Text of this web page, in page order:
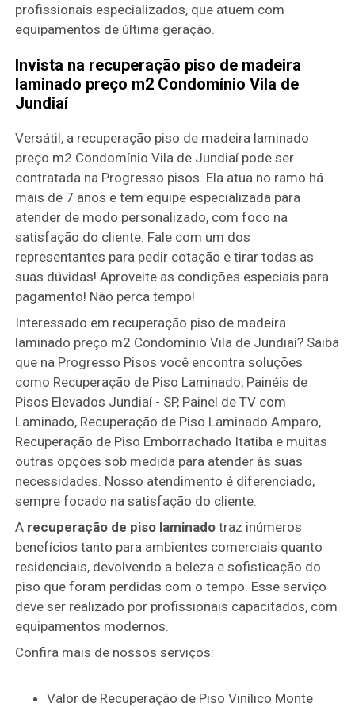
profissionais especializados, que atuem com
equipamentos de última geração.
Invista na recuperação piso de madeira
laminado preço m2 Condomínio Vila de
Jundiaí
Versátil, a recuperação piso de madeira laminado
preço m2 Condomínio Vila de Jundiaí pode ser
contratada na Progresso pisos. Ela atua no ramo há
mais de 7 anos e tem equipe especializada para
atender de modo personalizado, com foco na
satisfação do cliente. Fale com um dos
representantes para pedir cotação e tirar todas as
suas dúvidas! Aproveite as condições especiais para
pagamento! Não perca tempo!
Interessado em recuperação piso de madeira
laminado preço m2 Condomínio Vila de Jundiaí? Saiba
que na Progresso Pisos você encontra soluções
como Recuperação de Piso Laminado, Painéis de
Pisos Elevados Jundiaí - SP, Painel de TV com
Laminado, Recuperação de Piso Laminado Amparo,
Recuperação de Piso Emborrachado Itatiba e muitas
outras opções sob medida para atender às suas
necessidades. Nosso atendimento é diferenciado,
sempre focado na satisfação do cliente.
A recuperação de piso laminado traz inúmeros
benefícios tanto para ambientes comerciais quanto
residenciais, devolvendo a beleza e sofisticação do
piso que foram perdidas com o tempo. Esse serviço
deve ser realizado por profissionais capacitados, com
equipamentos modernos.
Confira mais de nossos serviços:
Valor de Recuperação de Piso Vinílico Monte